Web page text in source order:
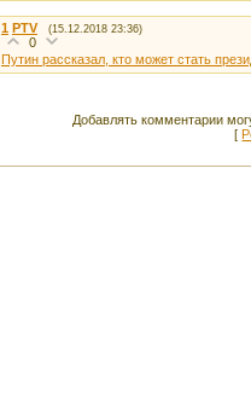
1 PTV (15.12.2018 23:36)
0
Путин рассказал, кто может стать
Добавлять комментарии
[